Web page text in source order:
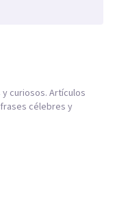
curiosos. Artículos
célebres y